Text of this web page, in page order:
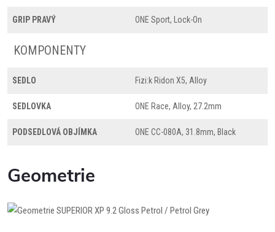
GRIP PRAVÝ ONE Sport, Lock-On
KOMPONENTY
SEDLO Fizi:k Ridon X5, Alloy
SEDLOVKA ONE Race, Alloy, 27.2mm
PODSEDLOVÁ OBJÍMKA ONE CC-080A, 31.8mm, Black
Geometrie